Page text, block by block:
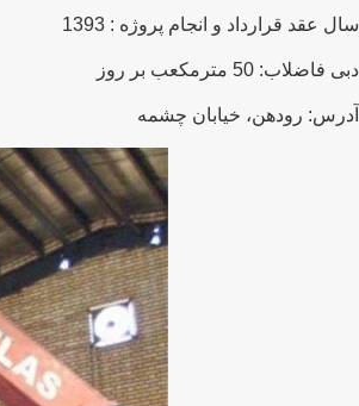
سال عقد قرارداد و انجام پروژه : 1393
دبی فاضلاب: 50 مترمکعب بر روز
آدرس: رودهن، خیابان چشمه